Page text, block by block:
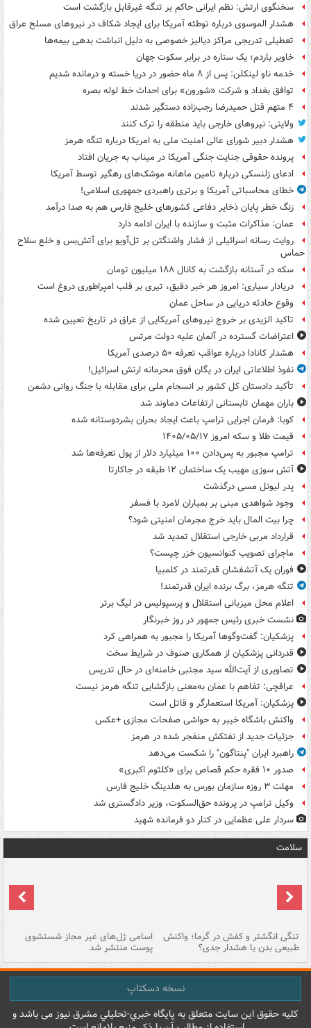
سخنگوی ارتش: نظم ایرانی حاکم بر تنگه غیرقابل بازگشت است
هشدار الموسوی درباره توطئه آمریکا برای ایجاد شکاف در نیروهای مسلح عراق
تعطیلی تدریجی مراکز دیالیز خصوصی به دلیل انباشت بدهی بیمه‌ها
خاویر باردم؛ یک ستاره در برابر سکوت جهان
خدمه ناو لینکلن: پس از ۸ ماه حضور در دریا خسته و درمانده‌ شدیم
توافق بغداد و شرکت «شورون» برای احداث خط لوله بصره
۴ متهم قتل حمیدرضا رجب‌زاده دستگیر شدند
ولایتی: نیروهای خارجی باید منطقه را ترک کنند
هشدار دبیر شورای عالی امنیت ملی به امریکا درباره تنگه هرمز
پرونده حقوقی جنایت جنگی آمریکا در میناب به جریان افتاد
ادعای زلنسکی درباره تامین ماهانه موشک‌های رهگیر توسط آمریکا
خطای محاسباتی آمریکا و برتری راهبردی جمهوری اسلامی!
زنگ خطر پایان ذخایر دفاعی کشورهای خلیج فارس هم به صدا درآمد
عمان: مذاکرات مثبت و سازنده با ایران ادامه دارد
روایت رسانه اسرائیلی از فشار واشنگتن بر تل‌آویو برای آتش‌بس و خلع سلاح
حماس
سکه در آستانه بازگشت به کانال ۱۸۸ میلیون تومان
دریادار سیاری: امروز هر خبر دقیق، تیری بر قلب امپراطوری دروغ است
وقوع حادثه دریایی در ساحل عمان
تاکید الزیدی بر خروج نیروهای آمریکایی از عراق در تاریخ تعیین شده
اعتراضات گسترده در آلمان علیه دولت مرتس
هشدار کانادا درباره عواقب تعرفه ۵۰ درصدی آمریکا
نفوذ اطلاعاتی ایران در یگان فوق محرمانه ارتش اسرائیل!
تأکید دادستان کل کشور بر انسجام ملی برای مقابله با جنگ روانی دشمن
باران مهمان تابستانی ارتفاعات دماوند شد
کوبا: فرمان اجرایی ترامپ باعث ایجاد بحران بشردوستانه شده
قیمت طلا و سکه امروز ۱۴۰۵/۰۵/۱۷
ترامپ مجبور به پس‌دادن ۱۰۰ میلیارد دلار از پول تعرفه‌ها شد
آتش سوزی مهیب یک ساختمان ۱۲ طبقه در جاکارتا
پدر لیونل مسی درگذشت
وجود شواهدی مبنی بر بمباران لامرد با فسفر
چرا بیت المال باید خرج مجرمان امنیتی شود؟
قرارداد مربی خارجی استقلال تمدید شد
ماجرای تصویب کنوانسیون خزر چیست؟
فوران یک آتشفشان قدرتمند در کلمبیا
تنگه هرمز، برگ برنده ایران قدرتمند!
اعلام محل میزبانی استقلال و پرسپولیس در لیگ برتر
نشست خبری رئیس جمهور در روز خبرنگار
پزشکیان: گفت‌وگوها آمریکا را مجبور به همراهی کرد
قدردانی پزشکیان از همکاری صنوف در شرایط سخت
تصاویری از آیت‌الله سید مجتبی خامنه‌ای در حال تدریس
عراقچی: تفاهم با عمان به‌معنی بازگشایی تنگه هرمز نیست
پزشکیان: آمریکا استعمارگر و قاتل است
واکنش باشگاه خیبر به حواشی صفحات مجازی +عکس
جزئیات جدید از نفتکش منفجر شده در هرمز
راهبرد ایران "پنتاگون" را شکست می‌دهد
صدور ۱۰ فقره حکم قصاص برای «کلثوم اکبری»
مهلت ۳ روزه سازمان بورس به هلدینگ خلیج فارس
وکیل ترامپ در پرونده حق‌السکوت، وزیر دادگستری شد
سردار علی عظمایی در کنار دو فرمانده شهید
سلامت
تنگی انگشتر و کفش در گرما؛ واکنش
طبیعی بدن یا هشدار جدی؟
اسامی ژل‌های غیر مجاز شستشوی
پوست منتشر شد
نسخه دسکتاپ
کليه حقوق اين سايت متعلق به پایگاه خبري-تحليلي مشرق نيوز می باشد و